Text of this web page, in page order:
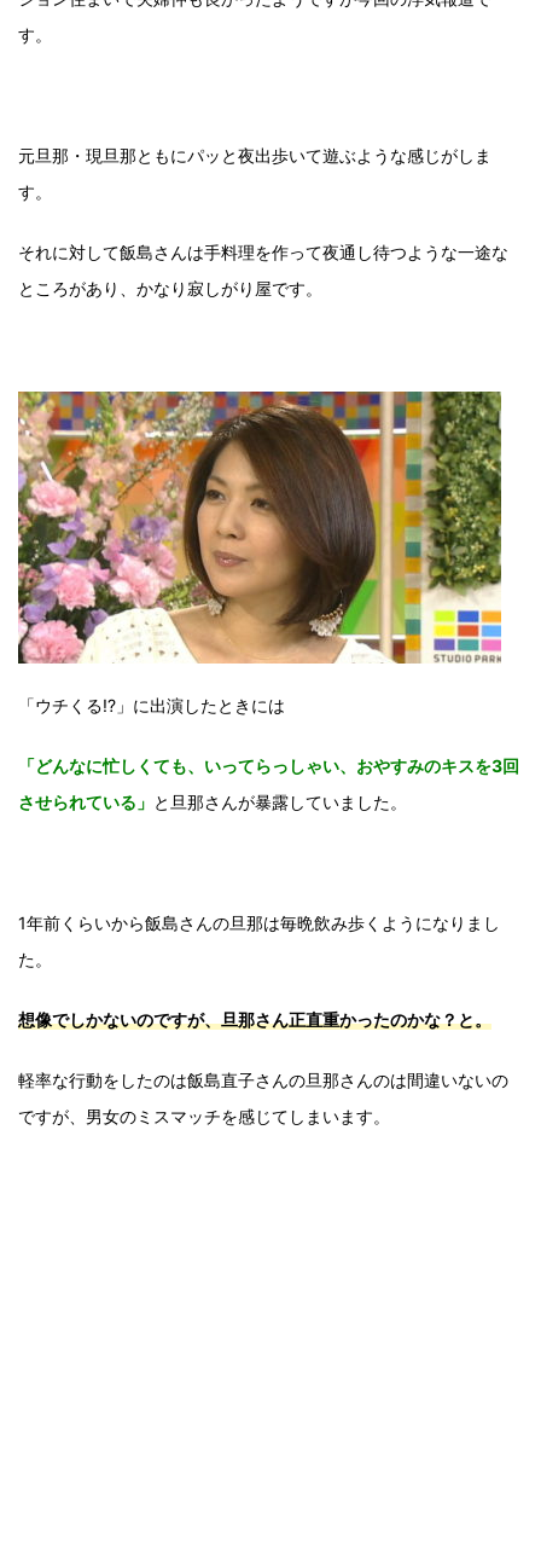
す。
元旦那・現旦那ともにパッと夜出歩いて遊ぶような感じがしま
す。
それに対して飯島さんは手料理を作って夜通し待つような一途な
ところがあり、かなり寂しがり屋です。
「ウチくる!?」に出演したときには
「どんなに忙しくても、いってらっしゃい、おやすみのキスを3回
させられている」 と旦那さんが暴露していました。
1年前くらいから飯島さんの旦那は毎晩飲み歩くようになりまし
た。
想像でしかないのですが、旦那さん正直重かったのかな？と。
軽率な行動をしたのは飯島直子さんの旦那さんのは間違いないの
ですが、男女のミスマッチを感じてしまいます。